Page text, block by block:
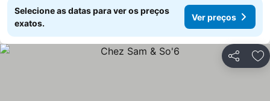
Selecione as datas para ver os preços
exatos.
Ver preços
Partilhar